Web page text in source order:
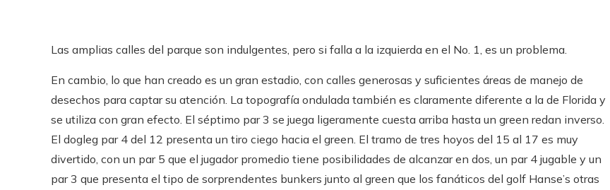
Las amplias calles del parque son indulgentes, pero si falla a la izquierda en el No. 1, es un problema.
En cambio, lo que han creado es un gran estadio, con calles generosas y suficientes áreas de manejo de
desechos para captar su atención. La topografía ondulada también es claramente diferente a la de Florida y
se utiliza con gran efecto. El séptimo par 3 se juega ligeramente cuesta arriba hasta un green redan inverso.
El dogleg par 4 del 12 presenta un tiro ciego hacia el green. El tramo de tres hoyos del 15 al 17 es muy
divertido, con un par 5 que el jugador promedio tiene posibilidades de alcanzar en dos, un par 4 jugable y un
par 3 que presenta el tipo de sorprendentes bunkers junto al green que los fanáticos del golf Hanse’s otras